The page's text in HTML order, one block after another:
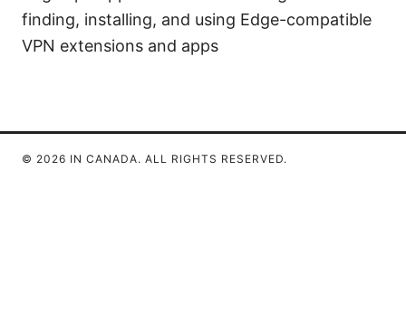
finding, installing, and using Edge-compatible
VPN extensions and apps
© 2026 IN CANADA. ALL RIGHTS RESERVED.